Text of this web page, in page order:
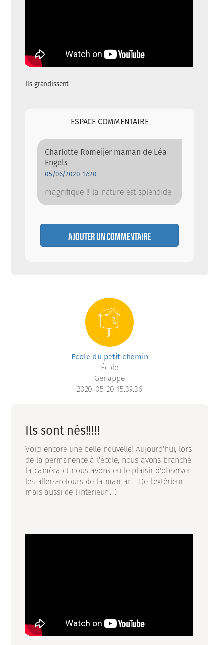
Ils grandissent
ESPACE COMMENTAIRE
Charlotte Romeijer maman de Léa
Engels
05/06/2020 17:20
magnifique !! la nature est splendide
AJOUTER UN COMMENTAIRE
Ecole du petit chemin
École
Genappe
2020-05-20 15:39:36
Ils sont nés!!!!!
Voici encore une belle nouvelle! Aujourd'hui, lors
de la permanence à l'école, nous avons branché
la caméra et nous avons eu le plaisir d'observer
les allers-retours de la maman... De l'extérieur
mais aussi de l'intérieur :-)